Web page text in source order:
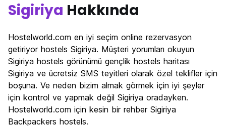
Sigiriya Hakkında
Hostelworld.com en iyi seçim online rezervasyon
getiriyor hostels Sigiriya. Müşteri yorumları okuyun
Sigiriya hostels görünümü gençlik hostels haritası
Sigiriya ve ücretsiz SMS teyitleri olarak özel teklifler için
boşuna. Ve neden bizim almak görmek için iyi şeyler
için kontrol ve yapmak değil Sigiriya oradayken.
Hostelworld.com için kesin bir rehber Sigiriya
Backpackers hostels.